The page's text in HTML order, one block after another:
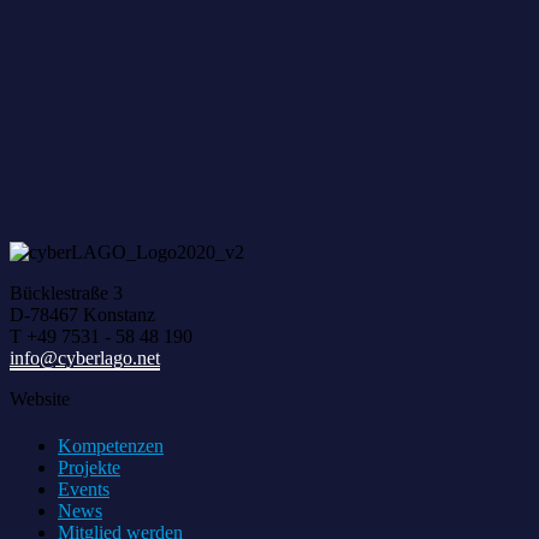
Bücklestraße 3
D-78467 Konstanz
T +49 7531 - 58 48 190
info@cyberlago.net
Website
Kompetenzen
Projekte
Events
News
Mitglied werden